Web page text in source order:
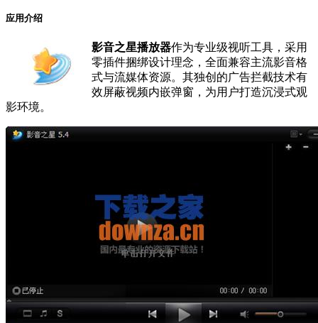
应用介绍
影音之星播放器作为专业级视听工具，采用
零插件捆绑设计理念，全面兼容主流影音格
式与流媒体资源。其独创的广告拦截技术有
效屏蔽视频内嵌弹窗，为用户打造沉浸式观
影环境。